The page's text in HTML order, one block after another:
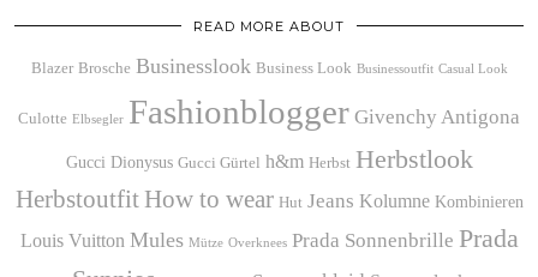
READ MORE ABOUT
Blazer Brosche Businesslook Business Look Businessoutfit Casual Look
Culotte Elbsegler Fashionblogger Givenchy Antigona
Gucci Dionysus Gucci Gürtel h&m Herbst Herbstlook
Herbstoutfit How to wear Hut Jeans Kolumne Kombinieren
Louis Vuitton Mules Mütze Overknees Prada Sonnenbrille Prada